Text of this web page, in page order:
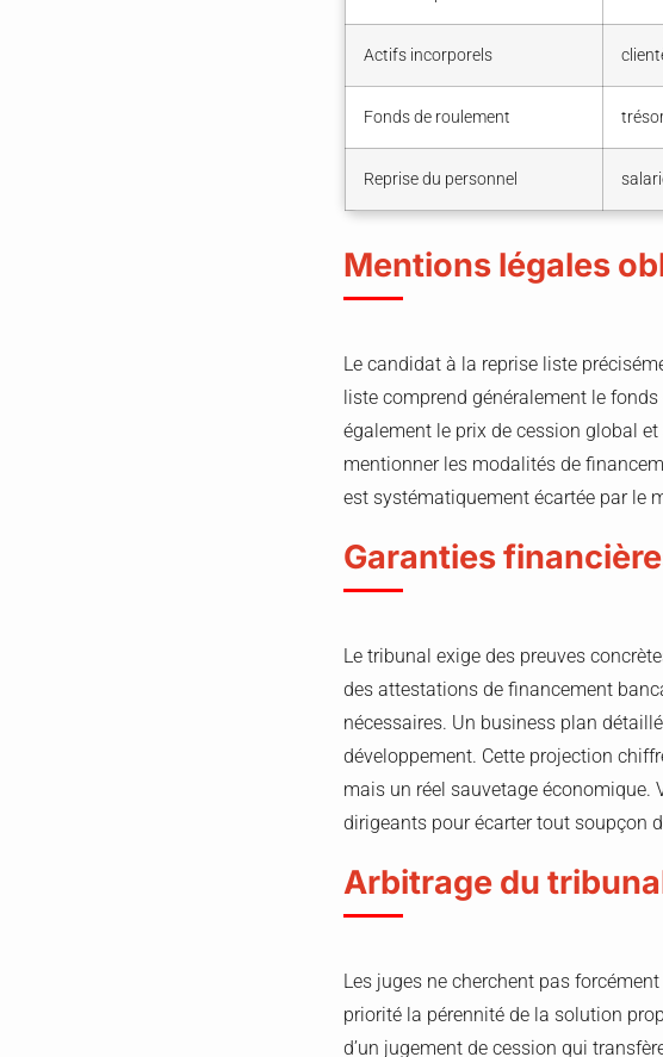
Actifs incorporels
Fonds de roulement
Reprise du personnel
Mentions légales
Le candidat à la reprise liste
liste comprend généralement le
également le prix de cession global
mentionner les modalités de
est systématiquement écartée par le
Garanties
Le tribunal exige des preuves
des attestations de financement
nécessaires. Un business plan
développement. Cette projection
mais un réel sauvetage économique.
dirigeants pour écarter tout soupçon
Arbitrage du
Les juges ne cherchent pas
priorité la pérennité de la solution
d’un jugement de cession qui